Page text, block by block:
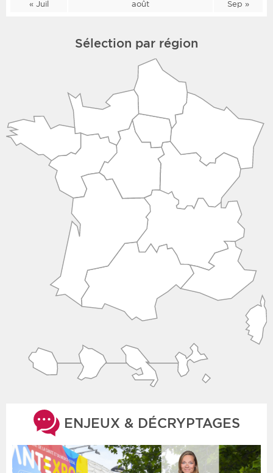
« Juil août Sep »
Sélection par région
ENJEUX & DÉCRYPTAGES